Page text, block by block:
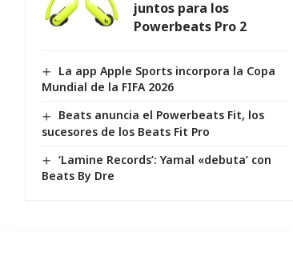
juntos para los
Powerbeats Pro 2
La app Apple Sports incorpora la Copa
Mundial de la FIFA 2026
Beats anuncia el Powerbeats Fit, los
sucesores de los Beats Fit Pro
‘Lamine Records’: Yamal «debuta’ con
Beats By Dre